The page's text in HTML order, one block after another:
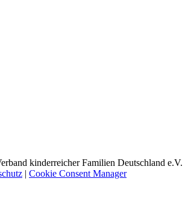
kinderreicher Familien Deutschland e.V.
| Cookie Consent Manager